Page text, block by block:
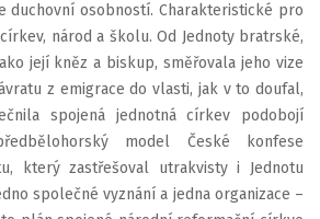
duchovní osobností. Charakteristické pro
národ a školu. Od Jednoty bratrské,
její kněz a biskup, směřovala jeho vize
z emigrace do vlasti, jak v to doufal,
spojená jednotná církev podobojí
model České konfese
který zastřešoval utrakvisty i Jednotu
společné vyznání a jedna organizace –